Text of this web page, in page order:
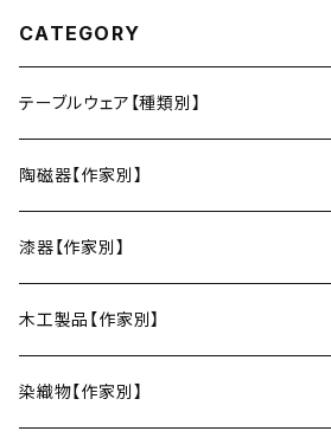
CATEGORY
テーブルウェア【種類別】
お皿
豆皿
丸皿
小鉢・中鉢・大鉢
小鉢
中鉢
ご飯茶碗
お椀・ボウル
陶磁器【作家別】
小春花窯（瀬戸焼／愛知）
HORITSUKE（瀬戸焼／愛知）
馬の目皿
AND C（瀬戸焼／愛知）
漆器【作家別】
中田漆木（香川）
庵治漆 -AJIURUSHI
erakko（京都）
木工製品【作家別】
りょうび庵（曲げわっぱ／秋田）
染織物【作家別】